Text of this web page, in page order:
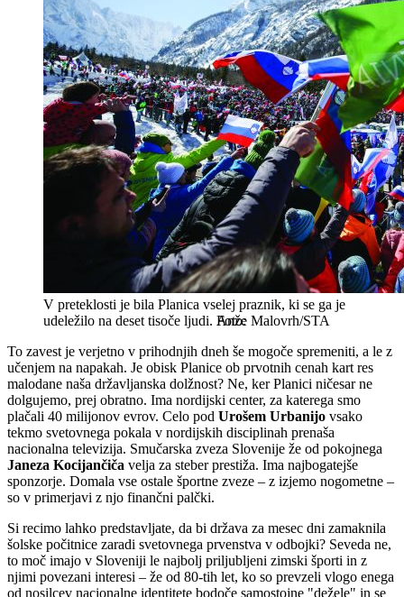
V preteklosti je bila Planica vselej praznik, ki se ga je
udeležilo na deset tisoče ljudi. Anže Malovrh/STA
To zavest je verjetno v prihodnjih dneh še mogoče spremeniti, a le z
učenjem na napakah. Je obisk Planice ob prvotnih cenah kart res
malodane naša državljanska dolžnost? Ne, ker Planici ničesar ne
dolgujemo, prej obratno. Ima nordijski center, za katerega smo
plačali 40 milijonov evrov. Celo pod Urošem Urbanijo vsako
tekmo svetovnega pokala v nordijskih disciplinah prenaša
nacionalna televizija. Smučarska zveza Slovenije že od pokojnega
Janeza Kocijančiča velja za steber prestiža. Ima najbogatejše
sponzorje. Domala vse ostale športne zveze – z izjemo nogometne –
so v primerjavi z njo finančni palčki.
Si recimo lahko predstavljate, da bi država za mesec dni zamaknila
šolske počitnice zaradi svetovnega prvenstva v odbojki? Seveda ne,
to moč imajo v Sloveniji le najbolj priljubljeni zimski športi in z
njimi povezani interesi – že od 80-tih let, ko so prevzeli vlogo enega
od nosilcev nacionalne identitete bodoče samostojne "dežele" in se